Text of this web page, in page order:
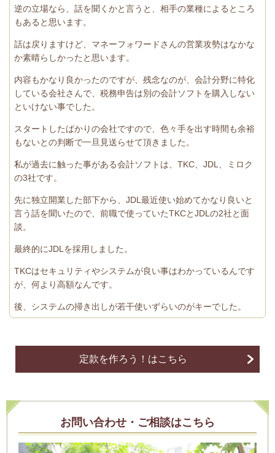
逆の立場なら、話を聞くかと言うと、相手の業種によるところ
もあると思います。
話は戻りますけど、マネーフォワードさんの営業攻勢はなかな
か素晴らしかったと思います。
内容もかなり良かったのですが、残念なのが、会計分野に特化
している会社さんで、税務申告は別の会計ソフトを購入しない
といけない事でした。
スタートしたばかりの会社ですので、色々手を出す時間も余裕
もないとの判断で一旦見送らせて頂きました。
私が過去に触った事がある会計ソフトは、TKC、JDL、ミロク
の3社です。
先に独立開業した部下から、JDL最近使い始めてかなり良いと
言う話を聞いたので、前職で使っていたTKCとJDLの2社と面
談。
最終的にJDLを採用しました。
TKCはセキュリティやシステムが良い事はわかっているんです
が、何より高額なんです。
後、システムの掃き出しが若干使いずらいのがキーでした。
定款を作ろう！はこちら
お問い合わせ・ご相談はこちら